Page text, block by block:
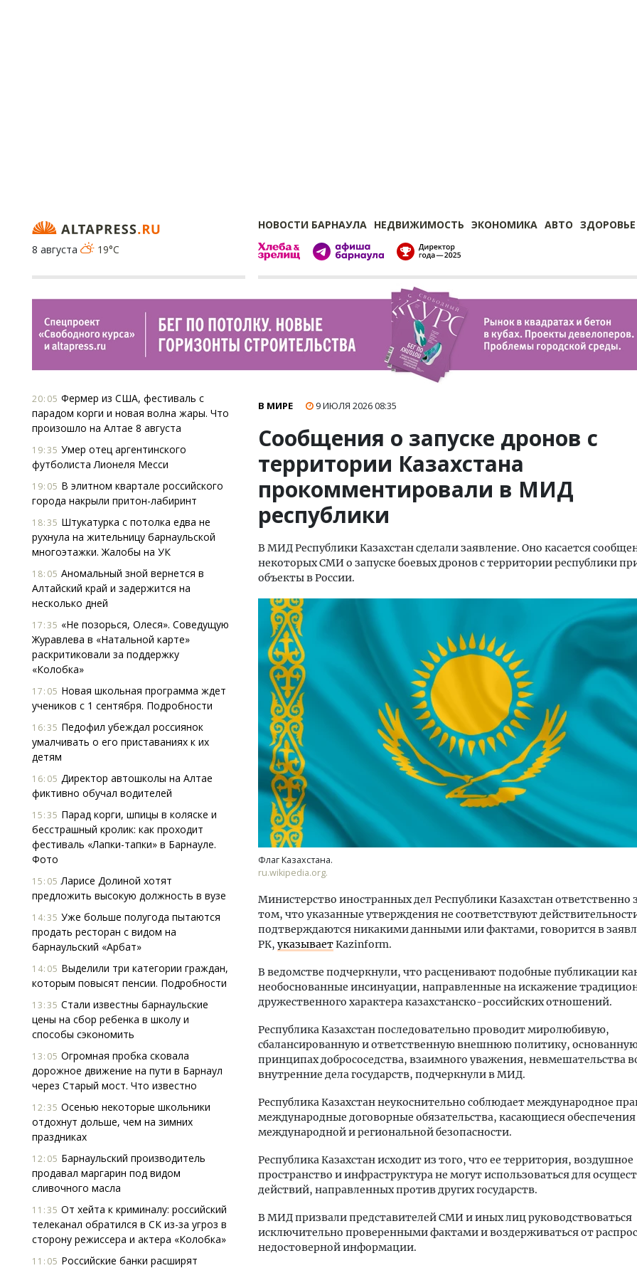
НОВОСТИ БАРНАУЛА НЕДВИЖИМОСТЬ ЭКОНОМИКА АВТО ЗДОРОВЬЕ
8 августа
19°C
20:05 Фермер из США, фестиваль с
парадом корги и новая волна жары. Что
произошло на Алтае 8 августа
19:35 Умер отец аргентинского
футболиста Лионеля Месси
19:05 В элитном квартале российского
города накрыли притон-лабиринт
18:35 Штукатурка с потолка едва не
рухнула на жительницу барнаульской
многоэтажки. Жалобы на УК
18:05 Аномальный зной вернется в
Алтайский край и задержится на
несколько дней
17:35 «Не позорься, Олеся». Соведущую
Журавлева в «Натальной карте»
раскритиковали за поддержку
«Колобка»
17:05 Новая школьная программа ждет
учеников с 1 сентября. Подробности
16:35 Педофил убеждал россиянок
умалчивать о его приставаниях к их
детям
16:05 Директор автошколы на Алтае
фиктивно обучал водителей
15:35 Парад корги, шпицы в коляске и
бесстрашный кролик: как проходит
фестиваль «Лапки-тапки» в Барнауле.
Фото
15:05 Ларисе Долиной хотят
предложить высокую должность в вузе
14:35 Уже больше полугода пытаются
продать ресторан с видом на
барнаульский «Арбат»
14:05 Выделили три категории граждан,
которым повысят пенсии. Подробности
13:35 Стали известны барнаульские
цены на сбор ребенка в школу и
способы сэкономить
13:05 Огромная пробка сковала
дорожное движение на пути в Барнаул
через Старый мост. Что известно
12:35 Осенью некоторые школьники
отдохнут дольше, чем на зимних
праздниках
12:05 Барнаульский производитель
продавал маргарин под видом
сливочного масла
11:35 От хейта к криминалу: российский
телеканал обратился в СК из-за угроз в
сторону режиссера и актера «Колобка»
11:05 Российские банки расширят
В МИРЕ 9 ИЮЛЯ 202608:35
Сообщения о запуске дронов с
территории Казахстана
прокомментировали в МИД
республики
В МИД Республики Казахстан сделали заявление. Оно касается
некоторых СМИ о запуске боевых дронов с территории республики
объекты в России.
Флаг Казахстана.
ru.wikipedia.org.
Министерство иностранных дел Республики Казахстан ответственно
том, что указанные утверждения не соответствуют
подтверждаются никакими данными или фактами, говорится в
РК, указываетKazinform.
В ведомстве подчеркнули, что расценивают подобные публикации
необоснованные инсинуации, направленные на искажение
дружественного характера казахстанско-российских отношений.
Республика Казахстан последовательно проводит миролюбивую,
сбалансированную и ответственную внешнюю политику,
принципах добрососедства, взаимного уважения, невмешательства
внутренние дела государств, подчеркнули в МИД.
Республика Казахстан неукоснительно соблюдает международное
международные договорные обязательства, касающиеся обеспечения
международной и региональной безопасности.
Республика Казахстан исходит из того, что ее территория, воздушное
пространство и инфраструктура не могут использоваться для
действий, направленных против других государств.
В МИД призвали представителей СМИ и иных лиц руководствоваться
исключительно проверенными фактами и воздерживаться от
недостоверной информации.
Генеральный директор компании
ЗИАС — об эстетике городов,
трендах в фасадах и развитии рынка
СТРОИТЕЛЬСТВО
Ищем новые берега. Гендиректор
«Жилищной инициативы» Юрий
Гатилов — о том, как девелоперу
оставаться на плаву, когда рынок
штормит
СТРОИТЕЛЬСТВО
Архитектурный код
земли. Мощение
плитами становится
стандартом
СТРОИТЕЛЬСТВО